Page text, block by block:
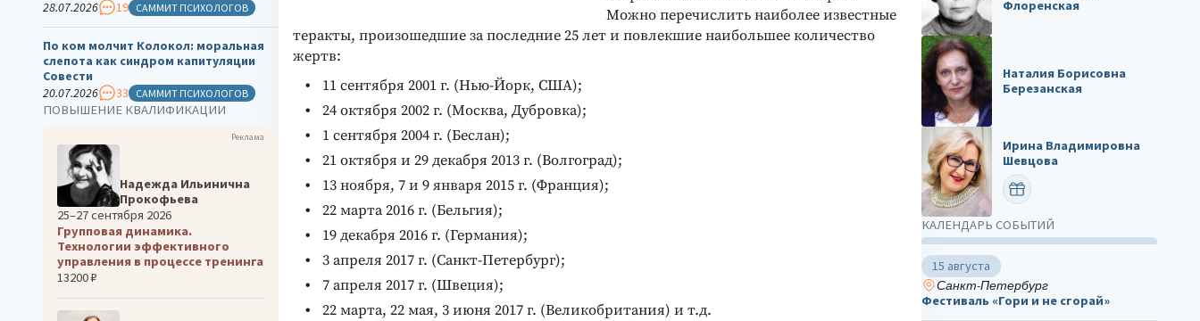
Можно перечислить наиболее известные
теракты, произошедшие за последние 25 лет и повлекшие наибольшее количество
жертв:
11 сентября 2001 г. (Нью-Йорк, США);
24 октября 2002 г. (Москва, Дубровка);
1 сентября 2004 г. (Беслан);
21 октября и 29 декабря 2013 г. (Волгоград);
13 ноября, 7 и 9 января 2015 г. (Франция);
22 марта 2016 г. (Бельгия);
19 декабря 2016 г. (Германия);
3 апреля 2017 г. (Санкт-Петербург);
7 апреля 2017 г. (Швеция);
22 марта, 22 мая, 3 июня 2017 г. (Великобритания) и т.д.
28.07.2026
19 САММИТ ПСИХОЛОГОВ
По ком молчит Колокол: моральная
слепота как синдром капитуляции
Совести
20.07.2026
33 САММИТ ПСИХОЛОГОВ
ПОВЫШЕНИЕ КВАЛИФИКАЦИИ
Реклама
Надежда Ильинична
Прокофьева
25–27 сентября 2026
Групповая динамика.
Технологии эффективного
управления в процессе тренинга
13200 ₽
Флоренская
Наталия Борисовна
Березанская
Ирина Владимировна
Шевцова
ПОЗДРАВИТЬ
КАЛЕНДАРЬ СОБЫТИЙ
15 августа
Санкт-Петербург
Фестиваль «Гори и не сгорай»